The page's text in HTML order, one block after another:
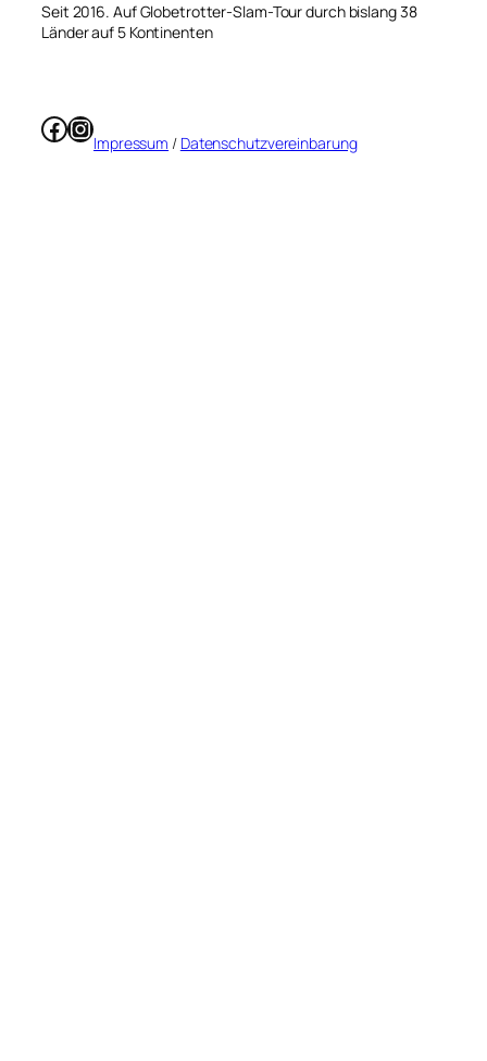
Seit 2016. Auf Globetrotter-Slam-Tour durch bislang 38
Länder auf 5 Kontinenten
Facebook
Instagram
Impressum / Datenschutzvereinbarung